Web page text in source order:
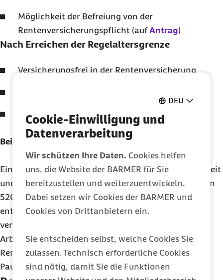
DEU
Cookie-Einwilligung und
Datenverarbeitung
Wir schützen Ihre Daten. Cookies helfen
uns, die Website der BARMER für Sie
bereitzustellen und weiterzuentwickeln.
Dabei setzen wir Cookies der BARMER und
Cookies von Drittanbietern ein.
Sie entscheiden selbst, welche Cookies Sie
zulassen. Technisch erforderliche Cookies
sind nötig, damit Sie die Funktionen
Möglichkeit der Befreiung von der
Rentenversicherungspflicht (aufAntrag)
Nach Erreichen der Regelaltersgrenze
Versicherungsfrei in der Rentenversicherung
Möglichkeit des Verzichts auf
Rentenversicherungsfreiheit (auf Antrag)
Beispiel
Eine beschäftigte Altersvollrentnerin arbeitet in Teilzeit
und bezieht ein durchschnittliches Arbeitsentgelt von
520 Euro. Es handelt sich um eine geringfügig
entlohnte Beschäftigung.Die Beschäftigung ist
versicherungsfrei in der Kranken-, Pflege- und
Arbeitslosenversicherung, zahlt aber Beiträge zur
Rentenversicherung. Als Arbeitgeber zahlen Sie
Pauschalbeiträge zur Krankenversicherung (13 %).